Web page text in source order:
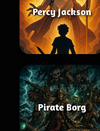
Percy Jackson
Pirate Borg